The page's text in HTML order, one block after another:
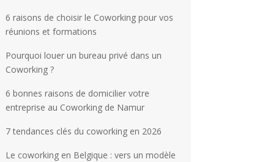
6 raisons de choisir le Coworking pour vos
réunions et formations
Pourquoi louer un bureau privé dans un
Coworking ?
6 bonnes raisons de domicilier votre
entreprise au Coworking de Namur
7 tendances clés du coworking en 2026
Le coworking en Belgique : vers un modèle